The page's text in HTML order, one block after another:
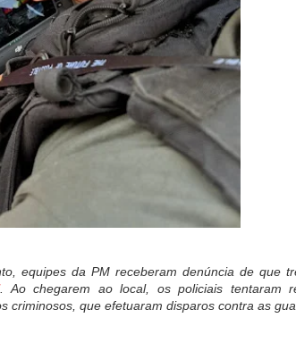
equipes da PM receberam denúncia de que
. Ao chegarem ao local, os policiais tentaram
criminosos, que efetuaram disparos contra as